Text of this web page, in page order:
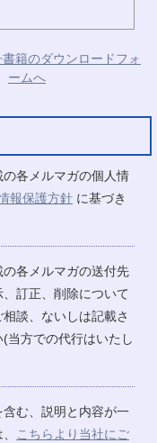
各メルマガの個人情
報保護方針 に基づき
各メルマガの送付先
訂正、削除について
談、ないしは記載さ
当方での代行はいたし
む、説明と内容が一
こちらより当社にご